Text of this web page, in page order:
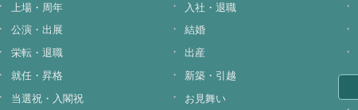
上場・周年
公演・出展
栄転・退職
就任・昇格
当選祝・入閣祝
入社・退職
結婚
出産
新築・引越
お見舞い